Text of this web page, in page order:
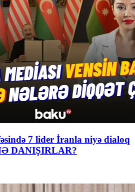
7 lider İranla niyə dialoq
DANIŞIRLAR?